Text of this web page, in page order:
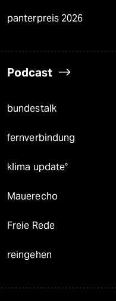
panterpreis 2026
Podcast
bundestalk
fernverbindung
klima update°
Mauerecho
Freie Rede
reingehen